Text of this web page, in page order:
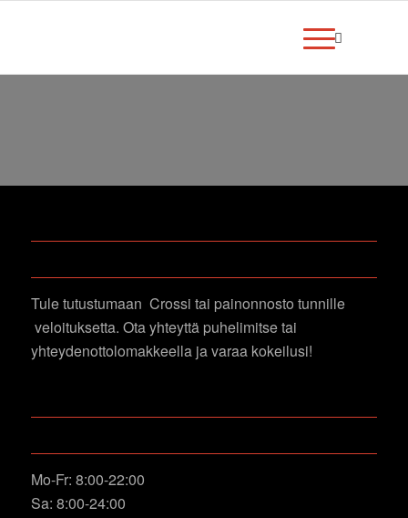
Tule tutustumaan Crossi tai painonnosto tunnille
veloituksetta. Ota yhteyttä puhelimitse tai
yhteydenottolomakkeella ja varaa kokeilusi!
Mo-Fr: 8:00-22:00
Sa: 8:00-24:00